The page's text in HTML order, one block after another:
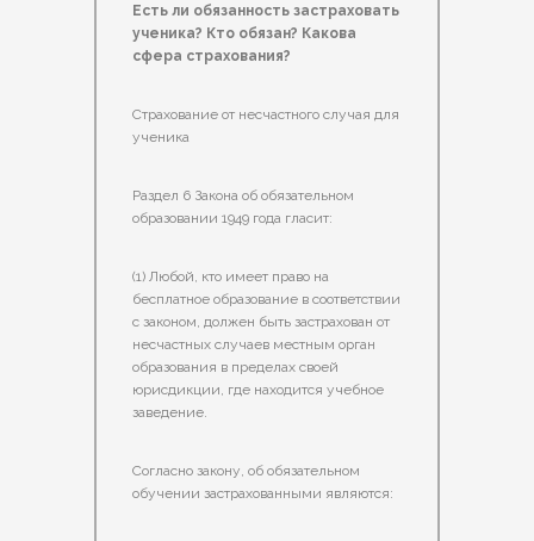
Есть ли обязанность застраховать
ученика? Кто обязан? Какова
сфера страхования?
Страхование от несчастного случая для
ученика
Раздел 6 Закона об обязательном
образовании 1949 года гласит:
(1) Любой, кто имеет право на
бесплатное образование в соответствии
с законом, должен быть застрахован от
несчастных случаев местным орган
образования в пределах своей
юрисдикции, где находится учебное
заведение.
Согласно закону, об обязательном
обучении застрахованными являются: